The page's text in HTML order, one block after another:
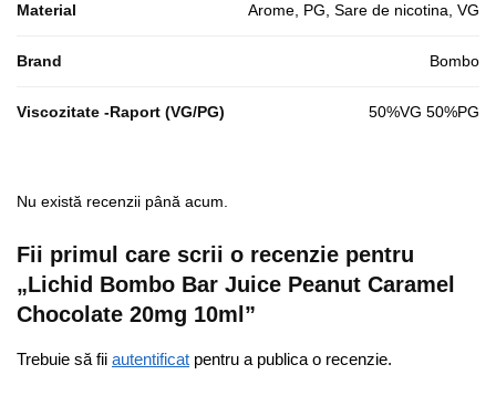
Material Arome, PG, Sare de nicotina, VG
Brand Bombo
Viscozitate -Raport (VG/PG) 50%VG 50%PG
Nu există recenzii până acum.
Fii primul care scrii o recenzie pentru
„Lichid Bombo Bar Juice Peanut Caramel
Chocolate 20mg 10ml”
Trebuie să fii autentificat pentru a publica o recenzie.